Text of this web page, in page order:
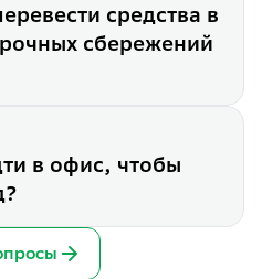
Перевёл средства
Перевод средств
Обязательно ли идти в
средства в
сбережений
в офис, чтобы